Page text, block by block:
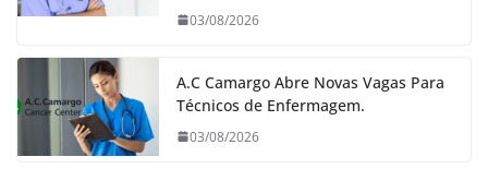
03/08/2026
A.C Camargo Abre Novas Vagas Para
Técnicos de Enfermagem.
03/08/2026